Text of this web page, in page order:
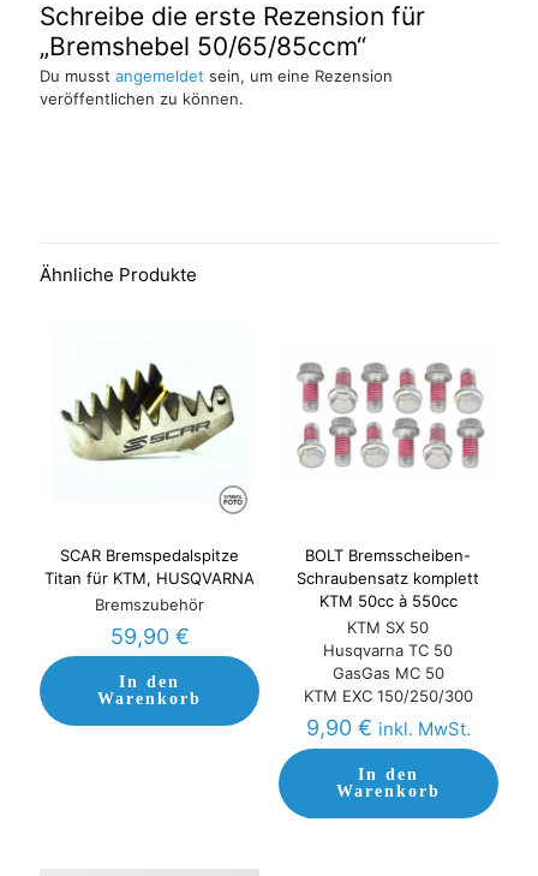
Schreibe die erste Rezension für
„Bremshebel 50/65/85ccm“
Du musst angemeldet sein, um eine Rezension
veröffentlichen zu können.
Ähnliche Produkte
SCAR Bremspedalspitze
Titan für KTM, HUSQVARNA
Bremszubehör
59,90 €
In den
Warenkorb
BOLT Bremsscheiben-
Schraubensatz komplett
KTM 50cc à 550cc
KTM SX 50
Husqvarna TC 50
GasGas MC 50
KTM EXC 150/250/300
9,90 € inkl. MwSt.
In den
Warenkorb